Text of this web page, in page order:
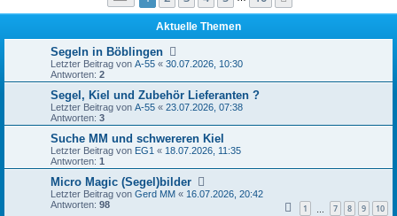
e
Aktuelle Themen
Segeln in Böblingen
Letzter Beitrag von A-55 « 30.07.2026, 10:30
Antworten: 2
Segel, Kiel und Zubehör Lieferanten ?
Letzter Beitrag von A-55 « 23.07.2026, 07:38
Antworten: 3
Suche MM und schwereren Kiel
Letzter Beitrag von EG1 « 18.07.2026, 11:35
Antworten: 1
Micro Magic (Segel)bilder
Letzter Beitrag von Gerd MM « 16.07.2026, 20:42
Antworten: 98 1 7 8 9 10